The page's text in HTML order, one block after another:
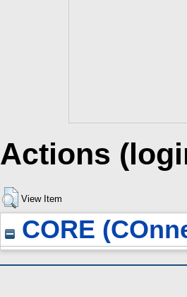
Actions
View Item
CORE